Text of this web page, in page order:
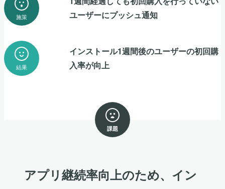
施策
ユーザーにプッシュ通知
結果
インストール1週間後のユーザーの初回購
入率が向上
課題
アプリ継続率向上のため、イン